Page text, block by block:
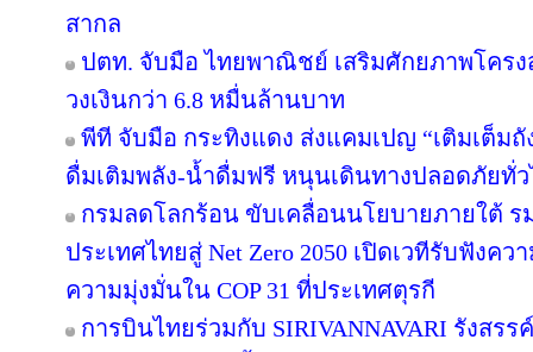
สากล
ปตท. จับมือ ไทยพาณิชย์ เสริมศักยภาพโคร
วงเงินกว่า 6.8 หมื่นล้านบาท
พีที จับมือ กระทิงแดง ส่งแคมเปญ “เติมเต็มถั
ดื่มเติมพลัง-น้ำดื่มฟรี หนุนเดินทางปลอดภัยทั่
กรมลดโลกร้อน ขับเคลื่อนนโยบายภายใต้ ร
ประเทศไทยสู่ Net Zero 2050 เปิดเวทีรับฟัง
ความมุ่งมั่นใน COP 31 ที่ประเทศตุรกี
การบินไทยร่วมกับ SIRIVANNAVARI รังสร